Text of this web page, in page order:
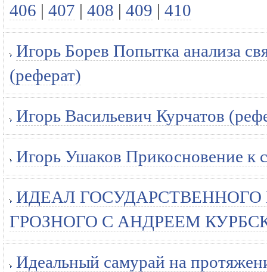
406 | 407 | 408 | 409 | 410
Игорь Борев Попытка анализа
(реферат)
Игорь Васильевич Курчатов
Игорь Ушаков Прикосновение к
ИДЕАЛ ГОСУДАРСТВЕННОГО
ГРОЗНОГО С АНДРЕЕМ
Идеальный самурай на